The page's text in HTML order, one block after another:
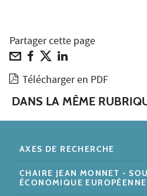
Partager cette page
Télécharger en PDF
DANS LA MÊME
AXES DE RECHERCHE
CHAIRE JEAN MONNET -
ÉCONOMIQUE EUROPÉENNE